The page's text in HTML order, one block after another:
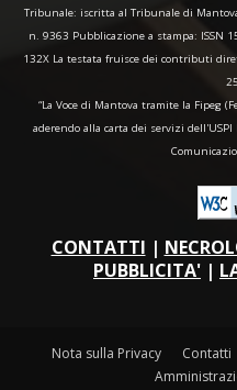
Tribunale: iscritta al Tribunale di
n. 9363 Pubblicazione a stampa: ISSN
132X La testata fruisce dei contributi
“La Voce di Mantova tramite la Fipeg
aderendo alla carta dei servizi
CONTATTI |
PUBBLICITA' |
Nota sulla Privacy Contatti